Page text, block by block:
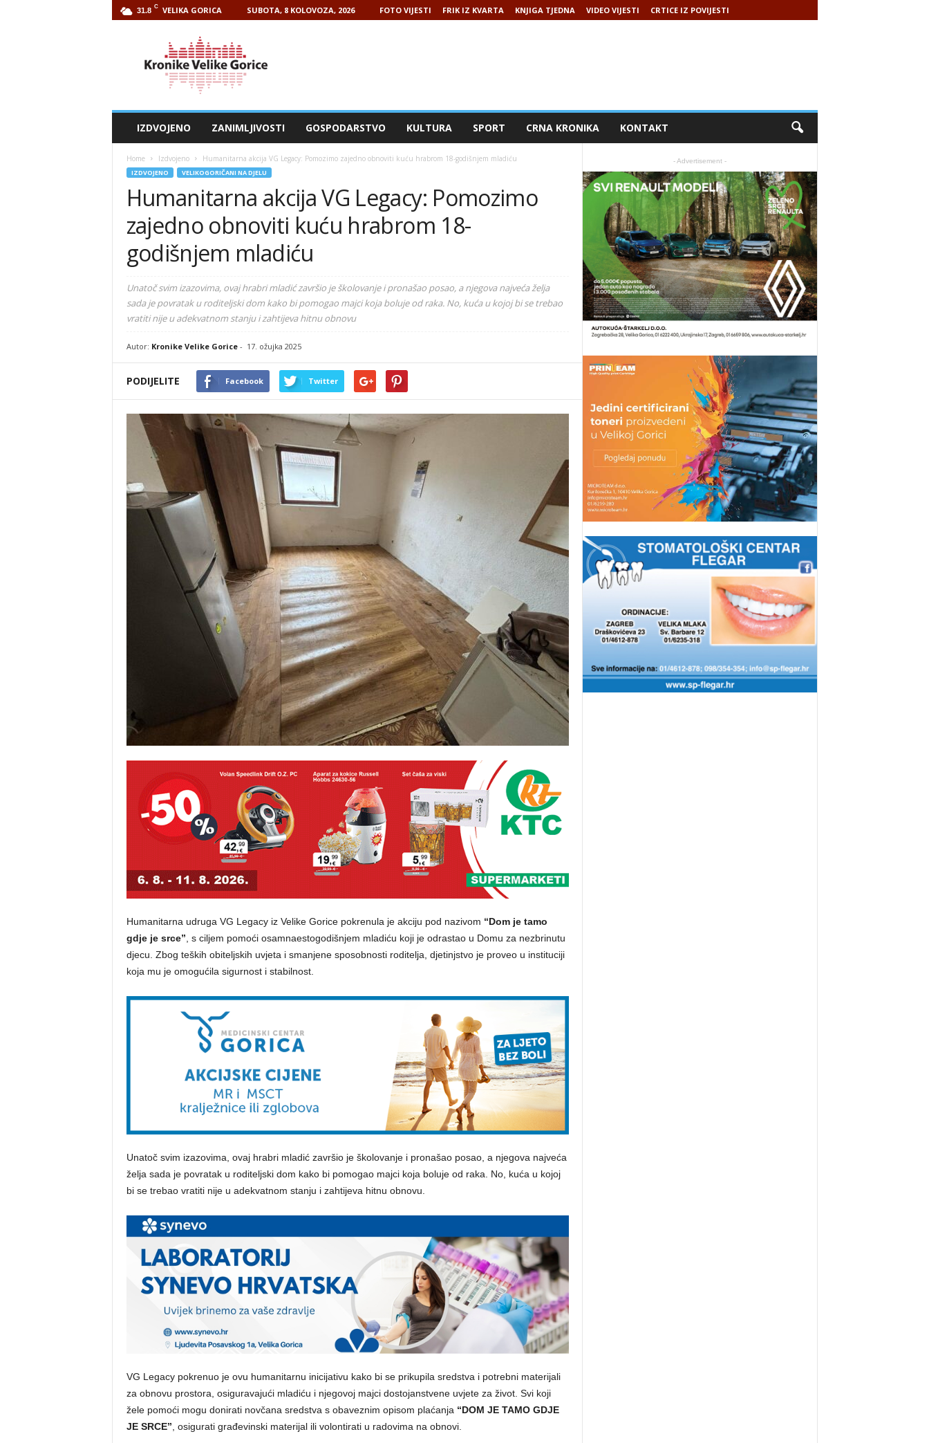
31.8 C VELIKA GORICA SUBOTA, 8 KOLOVOZA, 2026 FOTO VIJESTI FRIK IZ KVARTA KNJIGA TJEDNA VIDEO VIJESTI CRTICE IZ POVIJESTI
IZDVOJENO ZANIMLJIVOSTI GOSPODARSTVO KULTURA SPORT CRNA KRONIKA KONTAKT
Home Izdvojeno Humanitarna akcija VG Legacy: Pomozimo zajedno obnoviti kuću hrabrom 18-godišnjem mladiću
IZDVOJENO VELIKOGORIČANI NA DJELU
Humanitarna akcija VG Legacy: Pomozimo
zajedno obnoviti kuću hrabrom 18-
godišnjem mladiću
Unatoč svim izazovima, ovaj hrabri mladić završio je školovanje i pronašao posao, a njegova najveća želja
sada je povratak u roditeljski dom kako bi pomogao majci koja boluje od raka. No, kuća u kojoj bi se trebao
vratiti nije u adekvatnom stanju i zahtijeva hitnu obnovu
Autor: Kronike Velike Gorice- 17. ožujka 2025
PODIJELITE Facebook Twitter
Humanitarna udruga VG Legacy iz Velike Gorice pokrenula je akciju pod nazivom “Dom je tamo
gdje je srce” , s ciljem pomoći osamnaestogodišnjem mladiću koji je odrastao u Domu za nezbrinutu
djecu. Zbog teških obiteljskih uvjeta i smanjene sposobnosti roditelja, djetinjstvo je proveo u instituciji
koja mu je omogućila sigurnost i stabilnost.
Unatoč svim izazovima, ovaj hrabri mladić završio je školovanje i pronašao posao, a njegova najveća
želja sada je povratak u roditeljski dom kako bi pomogao majci koja boluje od raka. No, kuća u kojoj
bi se trebao vratiti nije u adekvatnom stanju i zahtijeva hitnu obnovu.
VG Legacy pokrenuo je ovu humanitarnu inicijativu kako bi se prikupila sredstva i potrebni materijali
za obnovu prostora, osiguravajući mladiću i njegovoj majci dostojanstvene uvjete za život. Svi koji
žele pomoći mogu donirati novčana sredstva s obaveznim opisom plaćanja “DOM JE TAMO GDJE
JE SRCE” , osigurati građevinski materijal ili volontirati u radovima na obnovi.
- Advertisement -